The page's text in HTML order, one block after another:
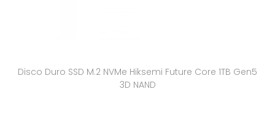
Disco Duro SSD M.2 NVMe Hiksemi Future Core 1TB Gen5
3D NAND